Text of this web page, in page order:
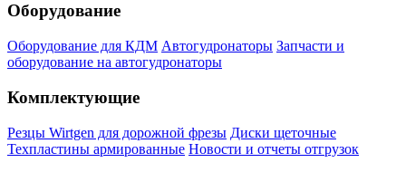
Оборудование
Оборудование для КДМ Автогудронаторы Запчасти и
оборудование на автогудронаторы
Комплектующие
Резцы Wirtgen для дорожной фрезы Диски щеточные
Техпластины армированные Новости и отчеты отгрузок